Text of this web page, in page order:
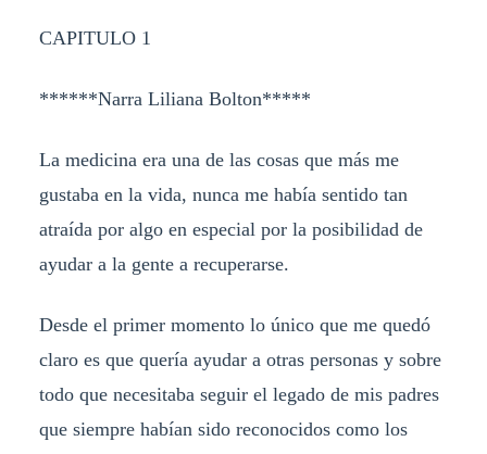
CAPITULO 1
******Narra Liliana Bolton*****
La medicina era una de las cosas que más me
gustaba en la vida, nunca me había sentido tan
atraída por algo en especial por la posibilidad de
ayudar a la gente a recuperarse.
Desde el primer momento lo único que me quedó
claro es que quería ayudar a otras personas y sobre
todo que necesitaba seguir el legado de mis padres
que siempre habían sido reconocidos como los